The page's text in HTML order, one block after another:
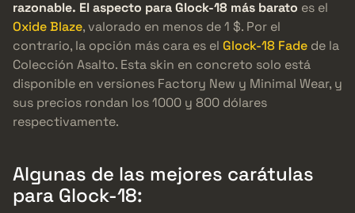
razonable. El aspecto para Glock-18 más barato es el
Oxide Blaze, valorado en menos de 1 $. Por el
contrario, la opción más cara es el Glock-18 Fade de la
Colección Asalto. Esta skin en concreto solo está
disponible en versiones Factory New y Minimal Wear, y
sus precios rondan los 1000 y 800 dólares
respectivamente.
Algunas de las mejores carátulas
para Glock-18: